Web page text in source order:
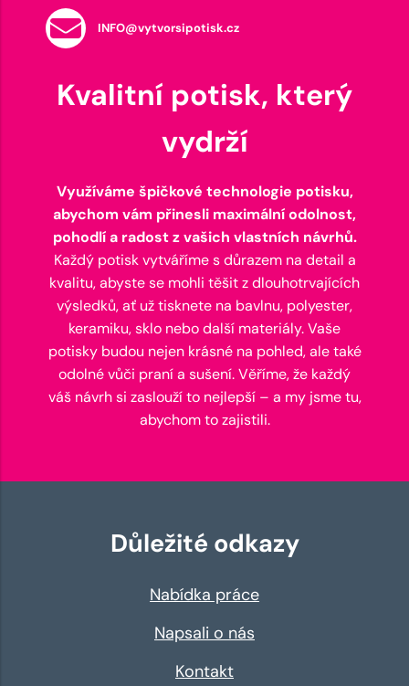
INFO@vytvorsipotisk.cz
Kvalitní potisk, který
vydrží
Využíváme špičkové technologie potisku,
abychom vám přinesli maximální odolnost,
pohodlí a radost z vašich vlastních návrhů.
Každý potisk vytváříme s důrazem na detail a
kvalitu, abyste se mohli těšit z dlouhotrvajících
výsledků, ať už tisknete na bavlnu, polyester,
keramiku, sklo nebo další materiály. Vaše
potisky budou nejen krásné na pohled, ale také
odolné vůči praní a sušení. Věříme, že každý
váš návrh si zaslouží to nejlepší – a my jsme tu,
abychom to zajistili.
Důležité odkazy
Nabídka práce
Napsali o nás
Kontakt